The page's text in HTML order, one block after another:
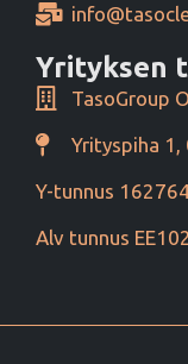
Yrityksen
TasoGroup
Yrityspiha 1,
Y-tunnus
Alv tunnus